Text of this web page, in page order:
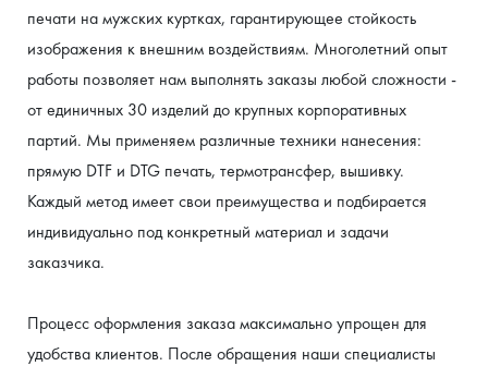
печати на мужских куртках, гарантирующее стойкость
изображения к внешним воздействиям. Многолетний опыт
работы позволяет нам выполнять заказы любой сложности -
от единичных 30 изделий до крупных корпоративных
партий. Мы применяем различные техники нанесения:
прямую DTF и DTG печать, термотрансфер, вышивку.
Каждый метод имеет свои преимущества и подбирается
индивидуально под конкретный материал и задачи
заказчика.
Процесс оформления заказа максимально упрощен для
удобства клиентов. После обращения наши специалисты